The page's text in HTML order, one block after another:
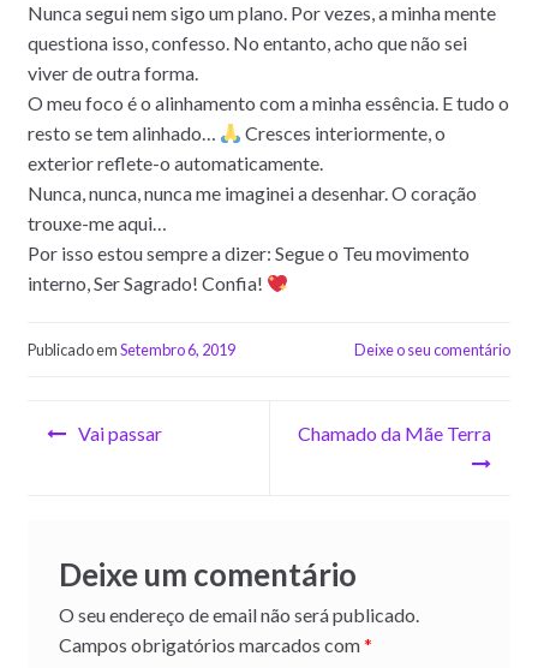
Nunca segui nem sigo um plano. Por vezes, a minha mente
questiona isso, confesso. No entanto, acho que não sei
viver de outra forma.
O meu foco é o alinhamento com a minha essência. E tudo o
resto se tem alinhado…
Cresces interiormente, o
exterior reflete-o automaticamente.
Nunca, nunca, nunca me imaginei a desenhar. O coração
trouxe-me aqui…
Por isso estou sempre a dizer: Segue o Teu movimento
interno, Ser Sagrado! Confia!
Publicado emSetembro 6, 2019 Deixe o seu comentário
Navegação
Vai passar Chamado da Mãe Terra
Deixe um comentário
O seu endereço de email não será publicado.
Campos obrigatórios marcados com*